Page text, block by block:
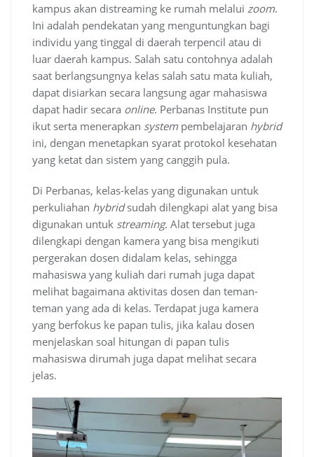
kampus akan distreaming ke rumah melalui zoom.
Ini adalah pendekatan yang menguntungkan bagi
individu yang tinggal di daerah terpencil atau di
luar daerah kampus. Salah satu contohnya adalah
saat berlangsungnya kelas salah satu mata kuliah,
dapat disiarkan secara langsung agar mahasiswa
dapat hadir secara online. Perbanas Institute pun
ikut serta menerapkan systempembelajaran hybrid
ini, dengan menetapkan syarat protokol kesehatan
yang ketat dan sistem yang canggih pula.
Di Perbanas, kelas-kelas yang digunakan untuk
perkuliahan hybridsudah dilengkapi alat yang bisa
digunakan untuk streaming. Alat tersebut juga
dilengkapi dengan kamera yang bisa mengikuti
pergerakan dosen didalam kelas, sehingga
mahasiswa yang kuliah dari rumah juga dapat
melihat bagaimana aktivitas dosen dan teman-
teman yang ada di kelas. Terdapat juga kamera
yang berfokus ke papan tulis, jika kalau dosen
menjelaskan soal hitungan di papan tulis
mahasiswa dirumah juga dapat melihat secara
jelas.